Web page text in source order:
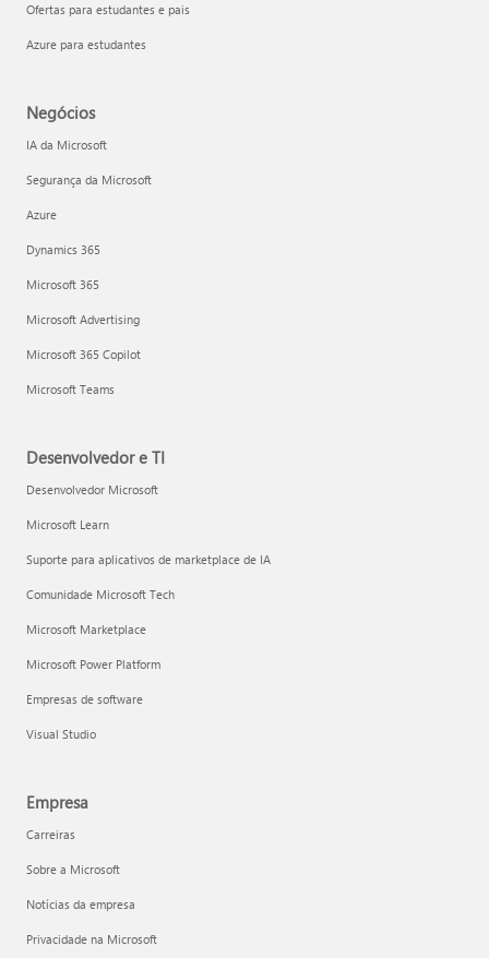
Ofertas para estudantes e pais
Azure para estudantes
Negócios
IA da Microsoft
Segurança da Microsoft
Azure
Dynamics 365
Microsoft 365
Microsoft Advertising
Microsoft 365 Copilot
Microsoft Teams
Desenvolvedor e TI
Desenvolvedor Microsoft
Microsoft Learn
Suporte para aplicativos de marketplace de IA
Comunidade Microsoft Tech
Microsoft Marketplace
Microsoft Power Platform
Empresas de software
Visual Studio
Empresa
Carreiras
Sobre a Microsoft
Notícias da empresa
Privacidade na Microsoft